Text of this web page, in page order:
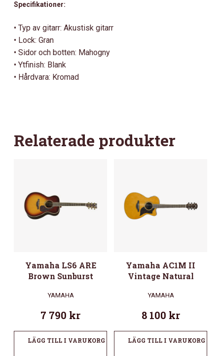
Specifikationer:
• Typ av gitarr: Akustisk gitarr
• Lock: Gran
• Sidor och botten: Mahogny
• Ytfinish: Blank
• Hårdvara: Kromad
Relaterade produkter
Yamaha LS6 ARE
Brown Sunburst
YAMAHA
7 790 kr
LÄGG TILL I VARUKORG
Yamaha AC1M II
Vintage Natural
YAMAHA
8 100 kr
LÄGG TILL I VARUKORG